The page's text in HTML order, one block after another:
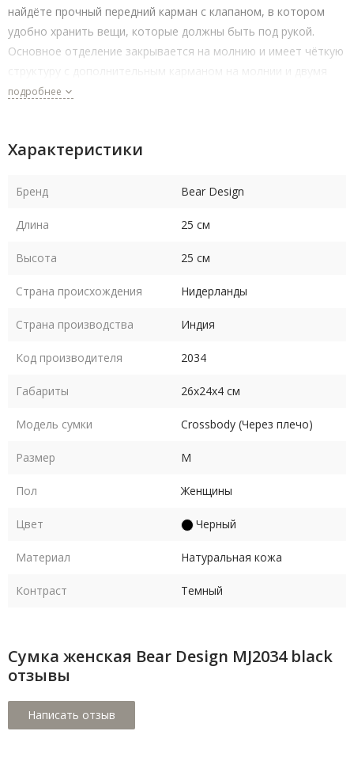
найдёте прочный передний карман с клапаном, в котором
удобно хранить вещи, которые должны быть под рукой.
Основное отделение закрывается на молнию и имеет чёткую
накладными карманами, которые идеально подходят для
хранения. Благодаря регулируемому длинному плечевому
плечо.
подробнее
Характеристики
Бренд Bear Design
Длина 25 см
Высота 25 см
Страна происхождения Нидерланды
Страна производства Индия
Код производителя 2034
Габариты 26х24х4 см
Модель сумки Crossbody (Через плечо)
Размер M
Пол Женщины
Цвет Черный
Материал Натуральная кожа
Контраст Темный
Сумка женская Bear Design MJ2034 black
отзывы